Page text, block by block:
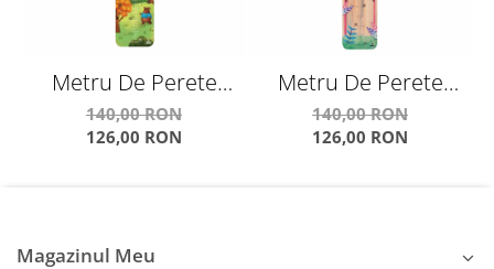
Metru De Perete
Pentru Masurat Copii
- Casuta Din Copac
140,00 RON
126,00 RON
Metru De Perete
Pentru Masurat Copii
"Iepuras"
140,00 RON
126,00 RON
Magazinul Meu